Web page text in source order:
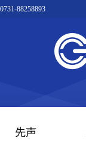
88258893
先声